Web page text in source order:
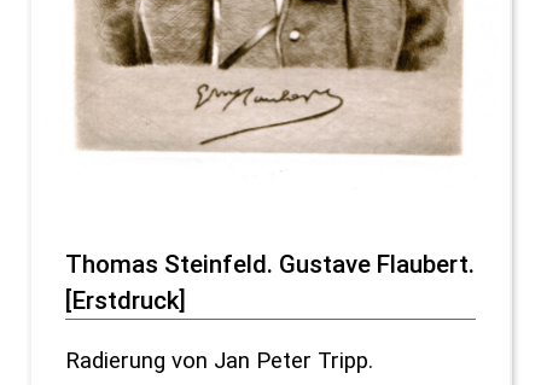
Thomas Steinfeld. Gustave Flaubert.
[Erstdruck]
Radierung von Jan Peter Tripp.